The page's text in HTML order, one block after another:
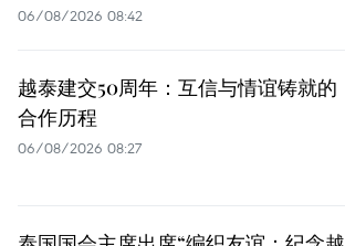
06/08/2026 08:42
越泰建交50周年：互信与情谊铸就的
合作历程
06/08/2026 08:27